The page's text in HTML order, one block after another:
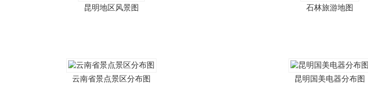
昆明地区风景图 石林旅游地图
云南省景点景区分布图 昆明国美电器分布图